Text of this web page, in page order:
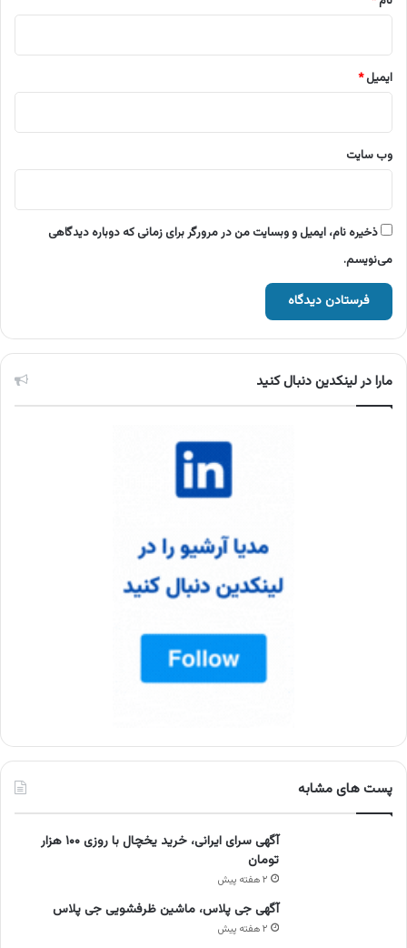
ایمیل*
وب‌ سایت
ذخیره نام، ایمیل و وبسایت من در مرورگر برای زمانی که دوباره دیدگاهی
می‌نویسم.
مارا در لینکدین دنبال کنید
پست های مشابه
آگهی سرای ایرانی، خرید یخچال با روزی ۱۰۰ هزار
تومان
۲ هفته پیش
آگهی جی پلاس، ماشین ظرفشویی جی پلاس
۲ هفته پیش